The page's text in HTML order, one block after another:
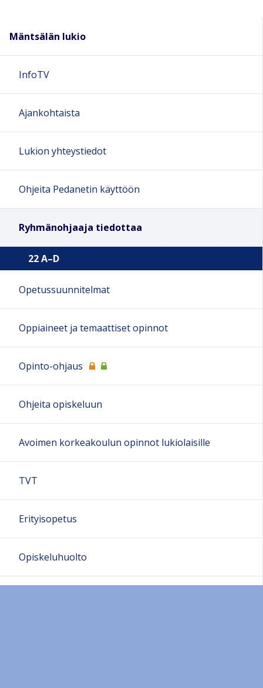
Mäntsälän lukio
InfoTV
Ajankohtaista
Lukion yhteystiedot
Ohjeita Pedanetin käyttöön
Ryhmänohjaaja tiedottaa
22 A–D
Opetussuunnitelmat
Oppiaineet ja temaattiset opinnot
Opinto-ohjaus
Ohjeita opiskeluun
Avoimen korkeakoulun opinnot lukiolaisille
TVT
Erityisopetus
Opiskeluhuolto